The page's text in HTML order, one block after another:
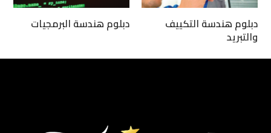
دبلوم هندسة التكييف
والتبريد
دبلوم هندسة البرمجيات